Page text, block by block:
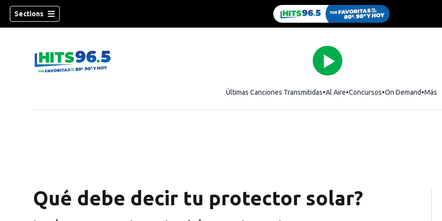
Sections
Últimas Canciones Transmitidas Al Aire Concursos On Demand Más
Qué debe decir tu protector solar?